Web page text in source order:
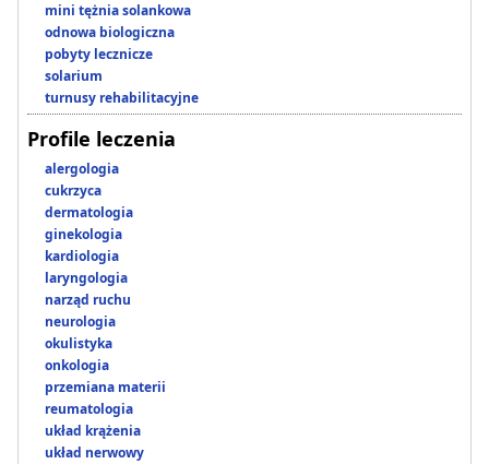
mini tężnia solankowa
odnowa biologiczna
pobyty lecznicze
solarium
turnusy rehabilitacyjne
Profile leczenia
alergologia
cukrzyca
dermatologia
ginekologia
kardiologia
laryngologia
narząd ruchu
neurologia
okulistyka
onkologia
przemiana materii
reumatologia
układ krążenia
układ nerwowy